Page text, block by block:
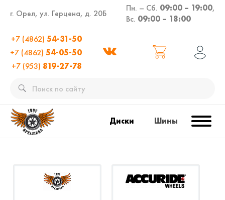
г. Орел, ул. Герцена, д. 20Б
Пн. – Сб. 09:00 – 19:00,
Вс. 09:00 – 18:00
+7 (4862) 54-31-50
+7 (4862) 54-05-50
+7 (953) 819-27-78
Диски Шины